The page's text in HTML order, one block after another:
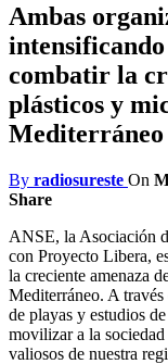
Ambas
intensificando
combatir la
plásticos y
Mediterráneo
By radiosureste On
Share
ANSE, la Asociación
con Proyecto Libera,
la creciente amenaza
Mediterráneo. A
de playas y estudios
movilizar a la sociedad
valiosos de nuestra